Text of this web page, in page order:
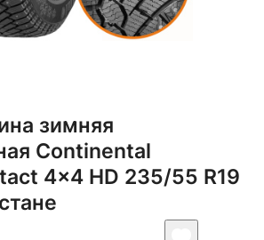
зимняя
Continental
4x4 HD 235/55 R19